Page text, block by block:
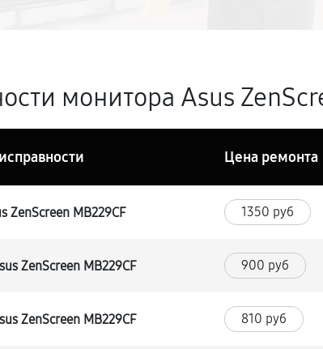
монитора Asus
Цена ремонта
ZenScreen MB229CF 1350 руб
ZenScreen MB229CF 900 руб
ZenScreen MB229CF 810 руб